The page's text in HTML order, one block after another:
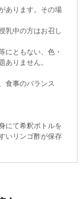
あります。その場
乳中の方はお召し
にともない、色・
ありません。
食事のバランス
にて希釈ボトルを
いリンゴ酢が保存